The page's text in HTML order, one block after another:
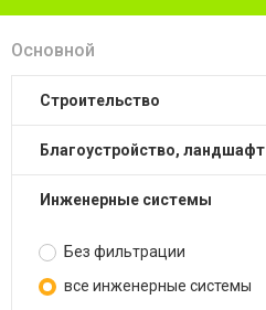
Основной
строительство
благоустройство, ландшафт
инженерные системы
Без фильтрации
все инженерные системы